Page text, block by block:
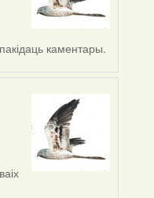
каментары.